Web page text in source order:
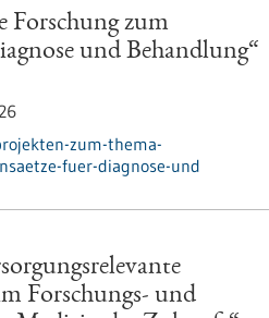
Forschung zum
und Behandlung“
zum-thema-
fuer-diagnose-und
Forschungs- und